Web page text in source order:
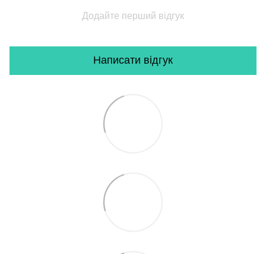
Додайте перший відгук
Написати відгук